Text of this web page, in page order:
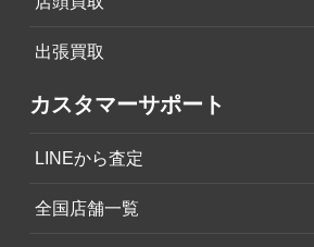
出張買取
カスタマーサポート
LINEから査定
全国店舗一覧